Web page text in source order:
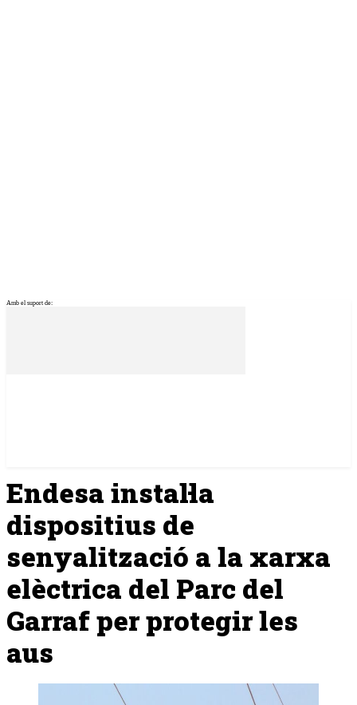
Amb el suport de:
Endesa instal·la
dispositius de
senyalització a la xarxa
elèctrica del Parc del
Garraf per protegir les
aus